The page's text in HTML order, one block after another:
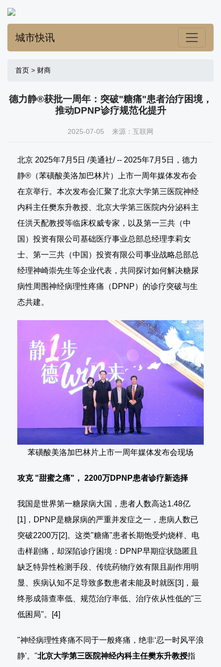
城市快讯
首页 > 财商
德力静®获批一周年：突破"糖痛"患者治疗困境，
推动DPNP诊疗规范化提升
2025-07-05 来源：互联网
北京 2025年7月5日 /美通社/ -- 2025年7月5日，德力
静®（苯磺酸美洛加巴林片）上市一周年媒体发布会
在京举行。本次发布会汇聚了北京大学第三医院神经
内科主任樊东升教授、北京大学第三医院内分泌科主
任洪天配教授等临床权威专家，以及第一三共（中
国）投资有限公司基础医疗事业总部总经理李莉女
士、第一三共（中国）投资有限公司事业战略总部总
经理神崎崇先生等企业代表，共同探讨如何解决糖尿
病性周围神经病理性疼痛（DPNP）的诊疗突破与生
态共建。
苯磺酸美洛加巴林片上市一周年媒体发布会现场
攻克 "甜蜜之痛"， 2200万DPNP患者诊疗新选择
我国是世界第一糖尿病大国，患者人数高达1.48亿
[1]，DPNP是糖尿病的严重并发症之一，患病人数已
突破2200万[2]。这类"糖痛"患者长期饱受灼烧样、电
击样剧痛，却深陷诊疗困境：DPNP早期症状隐匿且
缺乏特异性检测手段、传统药物疗效有限且副作用明
显、疾病认知不足导致多数患者未能及时就医[3]，最
终形成筛查率低、规范治疗率低、治疗依从性低的"三
低困局"。[4]
"神经病理性疼痛不同于一般疼痛，绝非‘忍一时风平浪
静'。"北京大学第三医院神经内科主任樊东升教授指